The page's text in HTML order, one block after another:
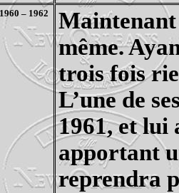
– 1962
Maintenant
même.
trois fois
L’une de
1961, et lui
apportant
reprendra